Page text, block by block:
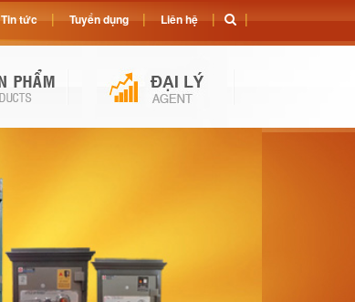
Tin tức Tuyển dụng Liên hệ